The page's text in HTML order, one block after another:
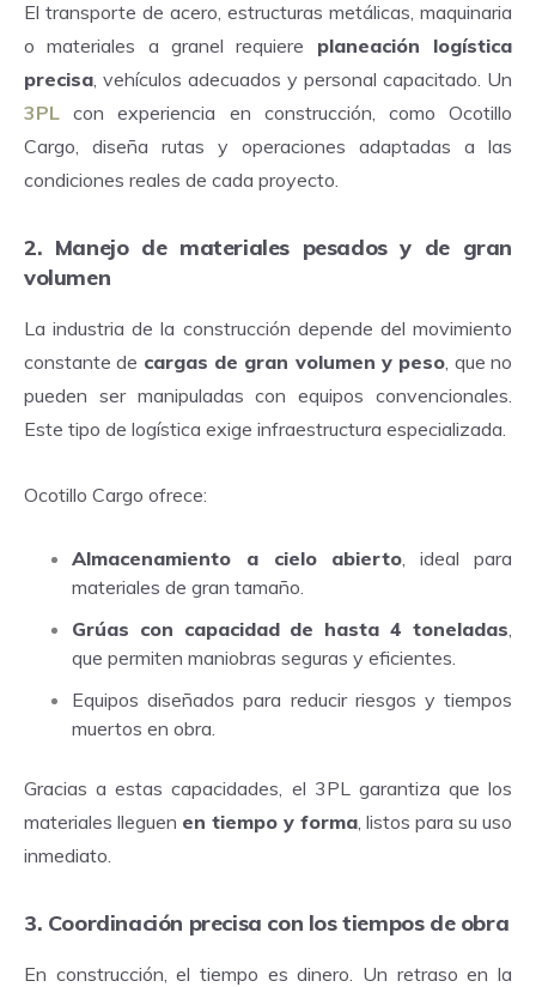
El transporte de acero, estructuras metálicas, maquinaria
o materiales a granel requiere planeación logística
precisa, vehículos adecuados y personal capacitado. Un
3PL con experiencia en construcción, como Ocotillo
Cargo, diseña rutas y operaciones adaptadas a las
condiciones reales de cada proyecto.
2. Manejo de materiales pesados y de gran
volumen
La industria de la construcción depende del movimiento
constante de cargas de gran volumen y peso, que no
pueden ser manipuladas con equipos convencionales.
Este tipo de logística exige infraestructura especializada.
Ocotillo Cargo ofrece:
Almacenamiento a cielo abierto, ideal para
materiales de gran tamaño.
Grúas con capacidad de hasta 4 toneladas,
que permiten maniobras seguras y eficientes.
Equipos diseñados para reducir riesgos y tiempos
muertos en obra.
Gracias a estas capacidades, el 3PL garantiza que los
materiales lleguen en tiempo y forma, listos para su uso
inmediato.
3. Coordinación precisa con los tiempos de obra
En construcción, el tiempo es dinero. Un retraso en la